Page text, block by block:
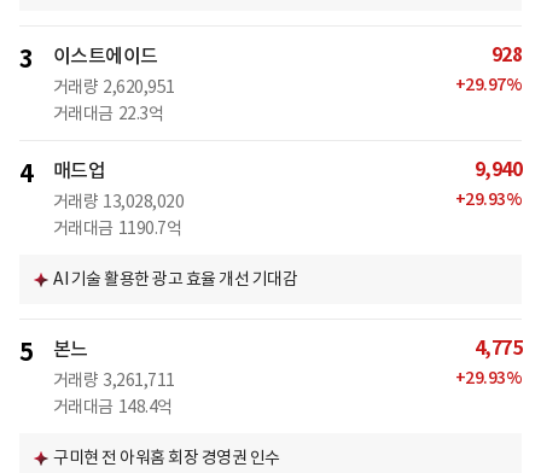
3 이스트에이드
거래량 2,620,951
거래대금 22.3억
928
+29.97%
4 매드업
거래량 13,028,020
거래대금 1190.7억
9,940
+29.93%
AI 기술 활용한 광고 효율 개선 기대감
5 본느
거래량 3,261,711
거래대금 148.4억
4,775
+29.93%
구미현 전 아워홈 회장 경영권 인수